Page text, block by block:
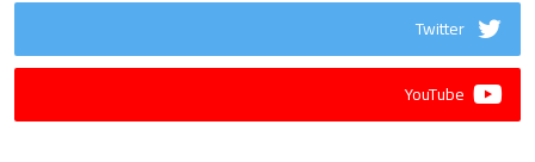
Twitter
YouTube